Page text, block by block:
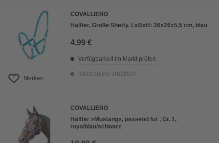
Merken
COVALLIERO
Halfter, Größe Shetty, LxBxH: 36x26x5,5 cm, blau
4,99 €
Verfügbarkeit im Markt prüfen
Nicht online erhältlich
COVALLIERO
Halfter »Mustang«, passend für , Gr. 1,
royalblau/schwarz